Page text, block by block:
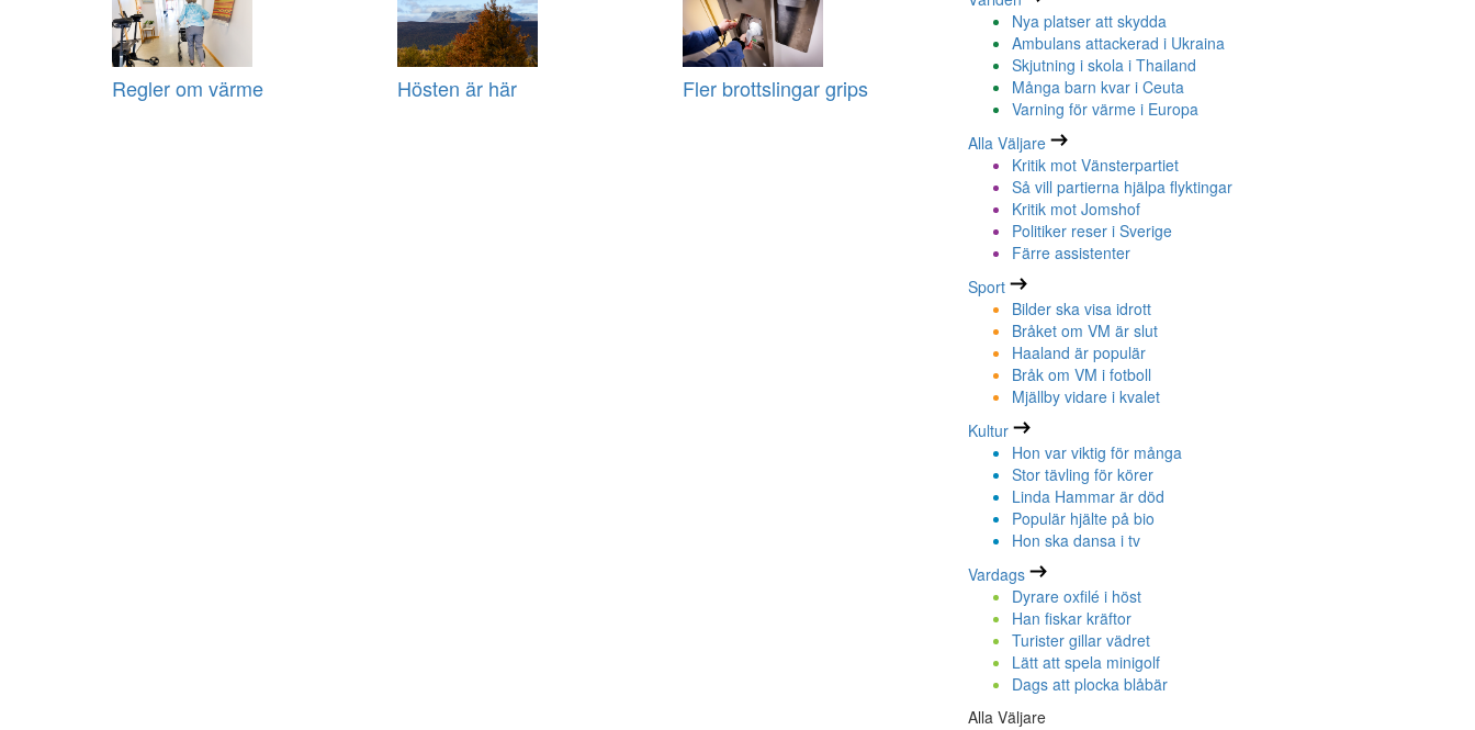
Regler om värme Hösten är här Fler brottslingar grips
Nya platser att skydda
Ambulans attackerad i Ukraina
Skjutning i skola i Thailand
Många barn kvar i Ceuta
Varning för värme i Europa
Alla Väljare
Kritik mot Vänsterpartiet
Så vill partierna hjälpa flyktingar
Kritik mot Jomshof
Politiker reser i Sverige
Färre assistenter
Sport
Bilder ska visa idrott
Bråket om VM är slut
Haaland är populär
Bråk om VM i fotboll
Mjällby vidare i kvalet
Kultur
Hon var viktig för många
Stor tävling för körer
Linda Hammar är död
Populär hjälte på bio
Hon ska dansa i tv
Vardags
Dyrare oxfilé i höst
Han fiskar kräftor
Turister gillar vädret
Lätt att spela minigolf
Dags att plocka blåbär
Alla Väljare